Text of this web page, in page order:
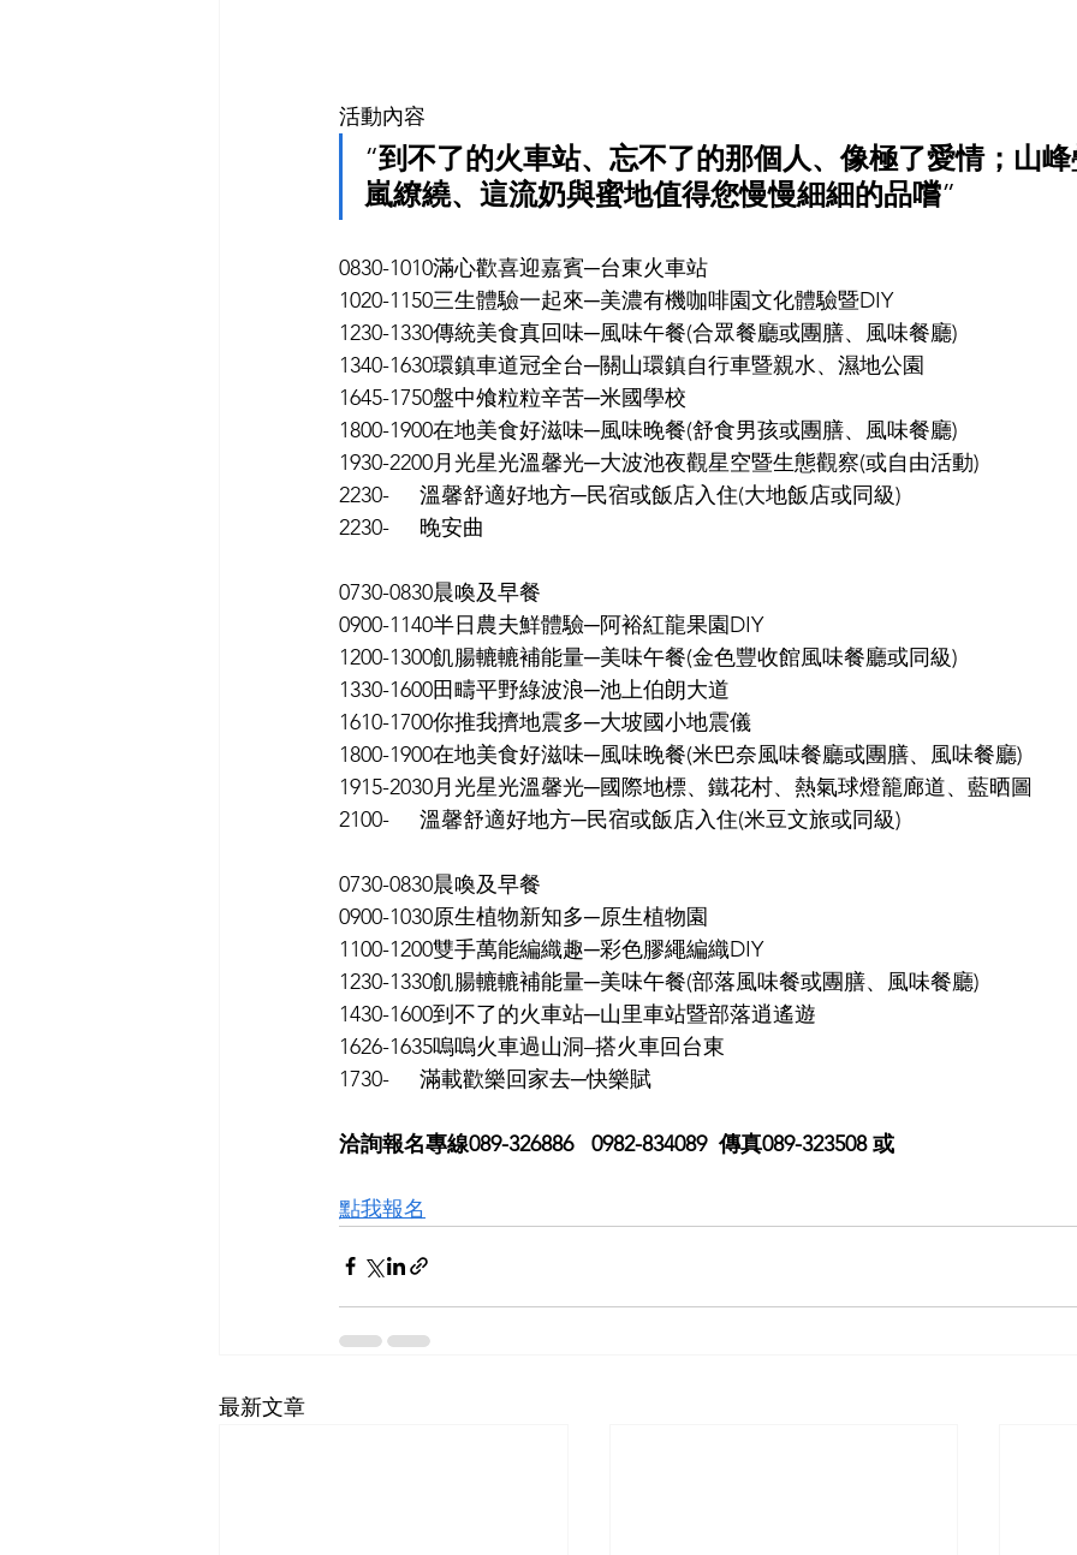
活動內容
“到不了的火車站、忘不了的那個人、像極了愛情；山
嵐繚繞、這流奶與蜜地值得您慢慢細細的品嚐”
0830-1010滿心歡喜迎嘉賓─台東火車站
1020-1150三生體驗一起來─美濃有機咖啡園文化體驗暨DIY
1230-1330傳統美食真回味─風味午餐(合眾餐廳或團膳、風味餐廳)
1340-1630環鎮車道冠全台─關山環鎮自行車暨親水、濕地公園
1645-1750盤中飧粒粒辛苦─米國學校
1800-1900在地美食好滋味─風味晚餐(舒食男孩或團膳、風味餐廳)
1930-2200月光星光溫馨光─大波池夜觀星空暨生態觀察(或自由活動)
2230-     溫馨舒適好地方─民宿或飯店入住(大地飯店或同級)
2230-     晚安曲
0730-0830晨喚及早餐
0900-1140半日農夫鮮體驗─阿裕紅龍果園DIY
1200-1300飢腸轆轆補能量─美味午餐(金色豐收館風味餐廳或同級)
1330-1600田疇平野綠波浪─池上伯朗大道
1610-1700你推我擠地震多─大坡國小地震儀
1800-1900在地美食好滋味─風味晚餐(米巴奈風味餐廳或團膳、風味餐廳)
1915-2030月光星光溫馨光─國際地標、鐵花村、熱氣球燈籠廊道、藍晒圖
2100-     溫馨舒適好地方─民宿或飯店入住(米豆文旅或同級)
0730-0830晨喚及早餐
0900-1030原生植物新知多─原生植物園
1100-1200雙手萬能編織趣─彩色膠繩編織DIY
1230-1330飢腸轆轆補能量─美味午餐(部落風味餐或團膳、風味餐廳)
1430-1600到不了的火車站─山里車站暨部落逍遙遊
1626-1635嗚嗚火車過山洞–搭火車回台東
1730-     滿載歡樂回家去─快樂賦
洽詢報名專線089-326886   0982-834089  傳真089-323508 或
點我報名
最新文章